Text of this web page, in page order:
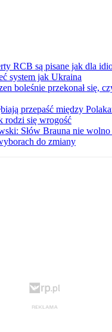
RCB są pisane jak dla
system jak Ukraina
boleśnie przekonał się,
przepaść między
rodzi się wrogość
Słów Brauna nie
do zmiany